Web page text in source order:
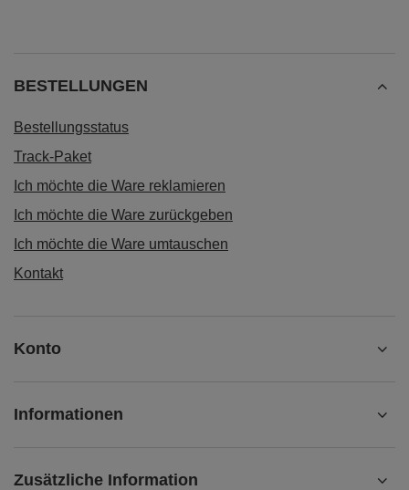
BESTELLUNGEN
Bestellungsstatus
Track-Paket
Ich möchte die Ware reklamieren
Ich möchte die Ware zurückgeben
Ich möchte die Ware umtauschen
Kontakt
Konto
Informationen
Zusätzliche Information